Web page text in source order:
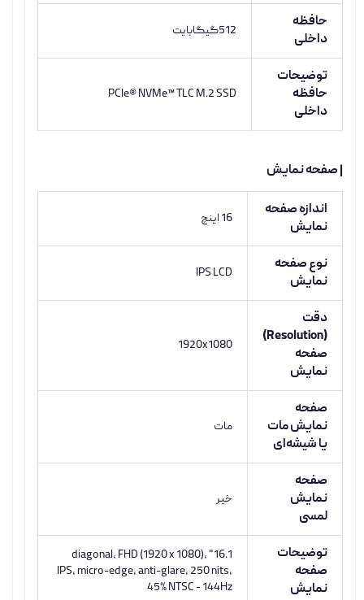
حافظه
داخلی
512گیگابایت
توضیحات
حافظه
داخلی
PCIe® NVMe™ TLC M.2 SSD
| صفحه نمایش
اندازه صفحه
نمایش
16 اینچ
نوع صفحه
نمایش
IPS LCD
دقت
(Resolution)
صفحه
نمایش
1920x1080
صفحه
نمایش مات
یا شیشه‌ای
مات
صفحه
نمایش
لمسی
خیر
توضیحات
صفحه
نمایش
16.1" diagonal, FHD (1920 x 1080),
IPS, micro-edge, anti-glare, 250 nits,
45% NTSC - 144Hz